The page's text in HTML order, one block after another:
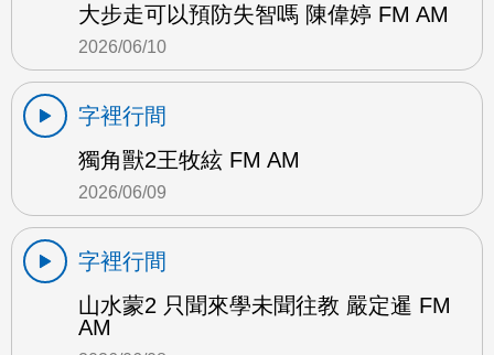
大步走可以預防失智嗎 陳偉婷 FM AM
2026/06/10
字裡行間
獨角獸2王牧絃 FM AM
2026/06/09
字裡行間
山水蒙2 只聞來學未聞往教 嚴定暹 FM
AM